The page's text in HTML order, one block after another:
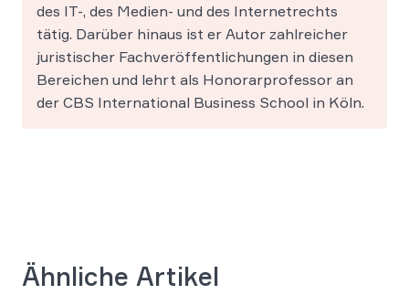
des IT-, des Medien- und des Internetrechts
tätig. Darüber hinaus ist er Autor zahlreicher
juristischer Fachveröffentlichungen in diesen
Bereichen und lehrt als Honorarprofessor an
der CBS International Business School in Köln.
Ähnliche Artikel